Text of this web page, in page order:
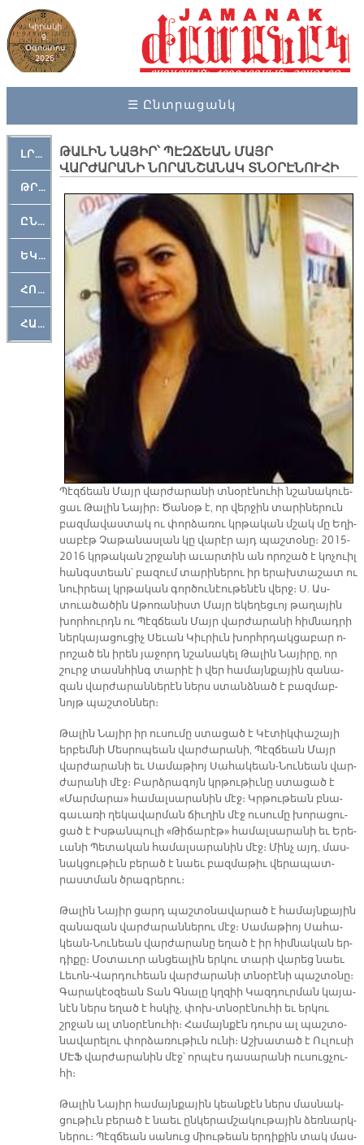
Կիրակի
9,
Օգոստոս
2026
☰ Ընտրացանկ
ԼՐԱՀՈՍ
ԹՐՔԱՀԱՅ ԿԵԱՆՔ
ԸՆԿԵՐԱՄՇԱԿՈՒԹԱՅԻՆ
ԵԿԵՂԵՑԱԿԱՆ
ՀՈԳԵՄՏԱՒՈՐ
ՀԱՐԹԱԿ
ԹԱԼԻՆ ՆԱՅԻՐ՝ ՊԷԶՃԵԱՆ ՄԱՅՐ
ՎԱՐԺԱՐԱՆԻ ՆՈՐԱՆՇԱՆԱԿ ՏՆՕՐԷՆՈՒՀԻ
Պէզ­ճեան Մայր վար­ժա­րա­նի տնօ­րէ­նու­հի նշա­նա­կուե­
ցաւ Թա­լին Նա­յիր։ Ծա­նօթ է, որ վեր­ջին տա­րի­նե­րուն
բազ­մա­վաս­տակ ու փոր­ձա­ռու կրթա­կան մշակ մը Ե­ղի­
սա­բէթ Չա­թա­նաս­լան կը վա­րէր այդ պաշ­տօ­նը։ 2015-
2016 կրթա­կան շրջա­նի ա­ւար­տին ան ո­րո­շած է կո­չուիլ
հանգս­տեան՝ բա­զում տա­րի­նե­րու իր ե­րախ­տա­շատ ու
նուի­րեալ կրթա­կան գոր­ծու­նէու­թե­նէն վերջ։ Ս. Աս­
տուա­ծա­ծին Ա­թո­ռա­նիստ Մայր ե­կե­ղեց­ւոյ թա­ղա­յին
խոր­հուրդն ու Պէզ­ճեան Մայր վար­ժա­րա­նի հիմ­նադ­րի
ներ­կա­յա­ցու­ցիչ Սե­ւան Կիւ­րիւն խորհր­դակ­ցա­բար ո­
րո­շած են ի­րեն յա­ջորդ նշա­նա­կել Թա­լին Նա­յի­րը, որ
շուրջ տասն­հինգ տա­րիէ ի վեր հա­մայն­քա­յին զա­նա­
զան վար­ժա­րան­նե­րէն ներս ստանձ­նած է բազ­մաբ­
նոյթ պաշ­տօն­ներ։
Թա­լին Նա­յիր իր ու­սու­մը ստա­ցած է Կէ­տիկ­փա­շա­յի
եր­բեմ­նի Մես­րո­պեան վար­ժա­րա­նի, Պէզ­ճեան Մայր
վար­ժա­րա­նի եւ Սա­մա­թիոյ Սա­հա­կեան-Նու­նեան վար­
ժա­րա­նի մէջ։ Բարձ­րա­գոյն կրթու­թիւ­նը ստա­ցած է
«Մար­մա­րա» հա­մալ­սա­րա­նին մէջ։ Կրթու­թեան բնա­
գա­ւա­ռի ղե­կա­վար­ման ճիւ­ղին մէջ ու­սու­մը խո­րա­ցու­
ցած է Իս­թան­պու­լի «Թի­ճա­րէթ» հա­մալ­սա­րա­նի եւ Ե­րե­
ւա­նի Պե­տա­կան հա­մալ­սա­րա­նին մէջ։ Մինչ այդ, մաս­
նակ­ցու­թիւն բե­րած է նաեւ բազ­մա­թիւ վե­րա­պատ­
րաս­տման ծրագ­րե­րու։
Թա­լին Նա­յիր ցարդ պաշ­տօ­նա­վա­րած է հա­մայն­քա­յին
զա­նա­զան վար­ժա­րան­նե­րու մէջ։ Սա­մա­թիոյ Սա­հա­
կեան-Նու­նեան վար­ժա­րա­նը ե­ղած է իր հիմ­նա­կան եր­
դի­քը։ Մօ­տա­ւոր ան­ցեա­լին եր­կու տա­րի վա­րեց նաեւ
Լե­ւոն-Վար­դու­հեան վար­ժա­րա­նի տնօ­րէ­նի պաշ­տօ­նը։
Գա­րա­կէօ­զեան Տան Գնա­լը կղզիի Կազ­դուր­ման կա­յա­
նէն ներս ե­ղած է հսկիչ, փոխ-տնօ­րէ­նու­հի եւ եր­կու
շրջան ալ տնօ­րէ­նու­հի։ Հա­մայն­քէն դուրս ալ պաշ­տօ­
նա­վա­րե­լու փոր­ձա­ռու­թիւն ու­նի։ Աշ­խա­տած է Ու­լու­սի
ՄԷՖ վար­ժա­րա­նին մէջ՝ որ­պէս դա­սա­րա­նի ու­սուց­չու­
հի։
Թա­լին Նա­յիր հա­մայն­քա­յին կեան­քէն ներս մաս­նակ­
ցու­թիւն բե­րած է նաեւ ըն­կե­րամ­շա­կու­թա­յին ձեռ­նարկ­
նե­րու։ Պէզ­ճեան սա­նուց միու­թեան եր­դի­քին տակ մաս­